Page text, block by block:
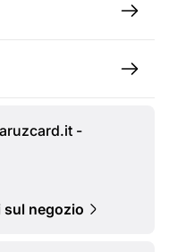
-
negozio